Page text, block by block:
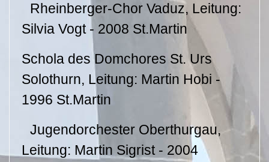
Rheinberger-Chor Vaduz, Leitung:
Silvia Vogt - 2008 St.Martin
Schola des Domchores St. Urs
Solothurn, Leitung: Martin Hobi -
1996 St.Martin
Jugendorchester Oberthurgau,
Leitung: Martin Sigrist - 2004